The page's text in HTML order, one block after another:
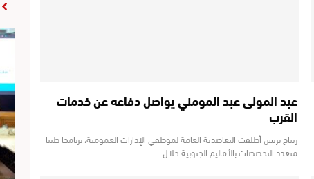
عبد المولى عبد المومني يواصل دفاعه عن خدمات
القرب
ريتاج بريس أطلقت التعاضدية العامة لموظفي الإدارات العمومية، برنامجا طبيا
متعدد التخصصات بالأقاليم الجنوبية خلال…